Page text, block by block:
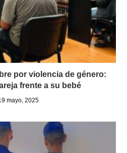
por violencia de género:
frente a su bebé
mayo, 2025